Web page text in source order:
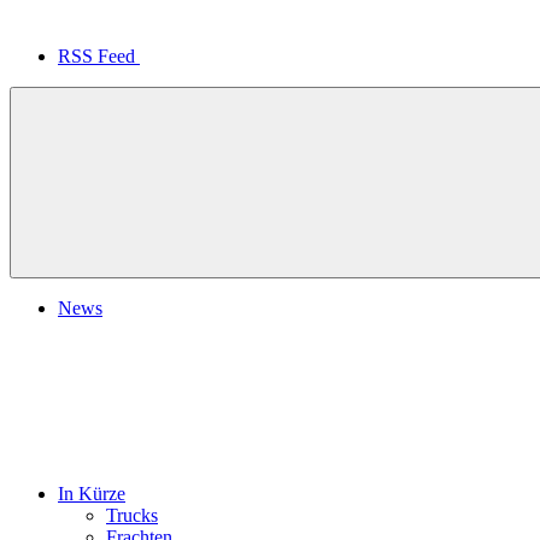
RSS Feed
News
In Kürze
Trucks